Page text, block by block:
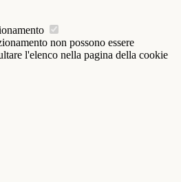
non possono essere
l'elenco nella pagina della cookie